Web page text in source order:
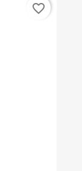
favorite_border